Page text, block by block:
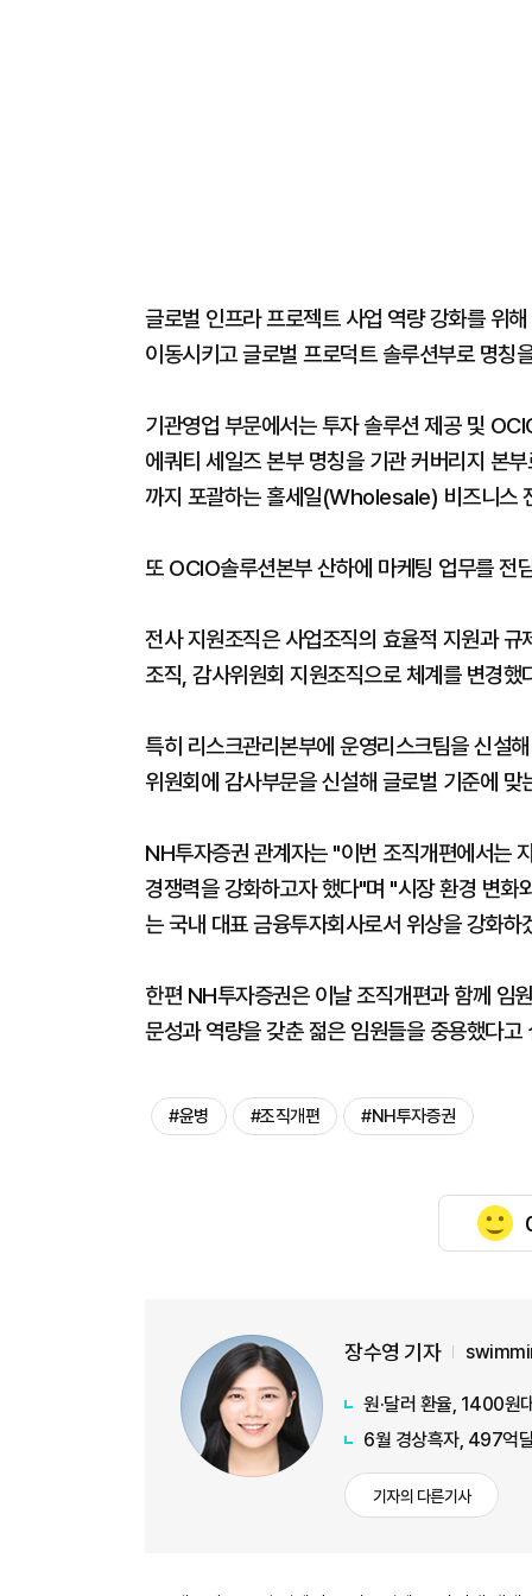
글로벌 인프라 프로젝트 사업 역량 강화를 위
이동시키고 글로벌 프로덕트 솔루션부로 명칭
기관영업 부문에서는 투자 솔루션 제공 및
에쿼티 세일즈 본부 명칭을 기관 커버리지 본
까지 포괄하는 홀세일(Wholesale) 비즈니스
또 OCIO솔루션본부 산하에 마케팅 업무를 전
전사 지원조직은 사업조직의 효율적 지원과
조직, 감사위원회 지원조직으로 체계를 변경했
특히 리스크관리본부에 운영리스크팀을 신설
위원회에 감사부문을 신설해 글로벌 기준에 맞
NH투자증권 관계자는 "이번 조직개편에서는
경쟁력을 강화하고자 했다"며 "시장 환경 변화
는 국내 대표 금융투자회사로서 위상을 강화하
한편 NH투자증권은 이날 조직개편과 함께 임
문성과 역량을 갖춘 젊은 임원들을 중용했다고
#윤병 #조직개편 #NH투자증권
장수영 기자
원·달러 환율, 1400원
6월 경상흑자, 497억
기자의 다른기사